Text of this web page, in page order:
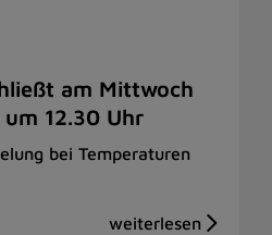
am Mittwoch
12.30 Uhr
bei Temperaturen